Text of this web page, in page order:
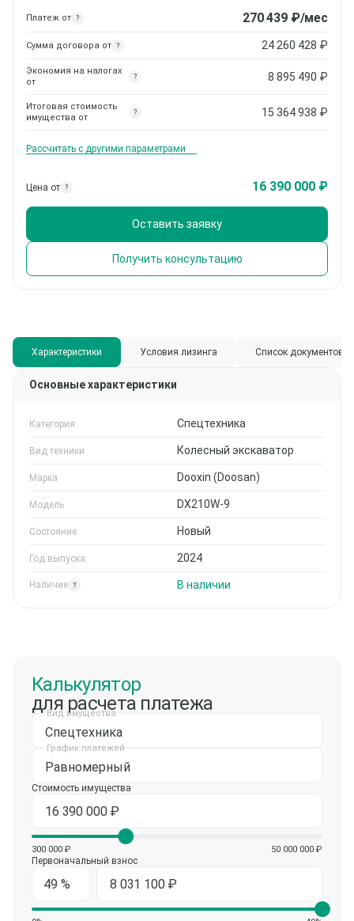
Платеж от ? 270 439₽/мес
Сумма договора от ? 24 260 428 ₽
Экономия на налогах
от
? 8 895 490 ₽
Итоговая стоимость
имущества от
? 15 364 938 ₽
Рассчитать с другими параметрами
Цена от ? 16 390 000 ₽
Оставить заявку
Получить консультацию
Характеристики Условия лизинга Список документов
Основные характеристики
Категория Спецтехника
Вид техники Колесный экскаватор
Марка Dooxin (Doosan)
Модель DX210W-9
Состояние Новый
Год выпуска 2024
Наличие ? В наличии
Калькулятор
для расчета платежа
Спецтехника
Вид имущества
Равномерный
График платежей
Стоимость имущества
300 000 ₽ 50 000 000 ₽
Первоначальный взнос